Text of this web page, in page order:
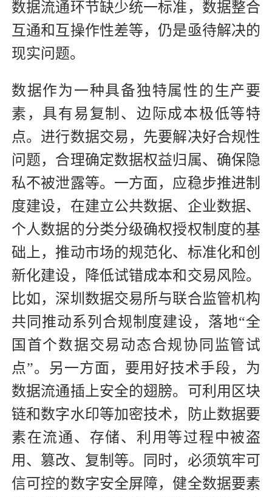
数据流通环节缺少统一标准，数据整合
互通和互操作性差等，仍是亟待解决的
现实问题。
数据作为一种具备独特属性的生产要
素，具有易复制、边际成本极低等特
点。进行数据交易，先要解决好合规性
问题，合理确定数据权益归属、确保隐
私不被泄露等。一方面，应稳步推进制
度建设，在建立公共数据、企业数据、
个人数据的分类分级确权授权制度的基
础上，推动市场的规范化、标准化和创
新化建设，降低试错成本和交易风险。
比如，深圳数据交易所与联合监管机构
共同推动系列合规制度建设，落地“全
国首个数据交易动态合规协同监管试
点”。另一方面，要用好技术手段，为
数据流通插上安全的翅膀。可利用区块
链和数字水印等加密技术，防止数据要
素在流通、存储、利用等过程中被盗
用、篡改、复制等。同时，必须筑牢可
信可控的数字安全屏障，健全数据要素